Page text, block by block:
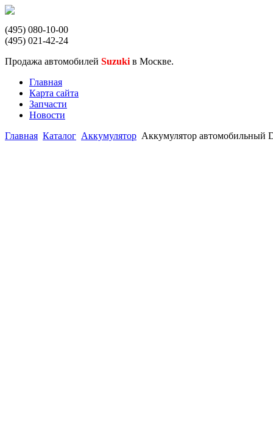
(495) 080-10-00
(495) 021-42-24
Продажа автомобилей Suzuki в Москве.
Главная
Карта сайта
Запчасти
Новости
Главная Каталог Аккумулятор Аккумулятор автомобильный